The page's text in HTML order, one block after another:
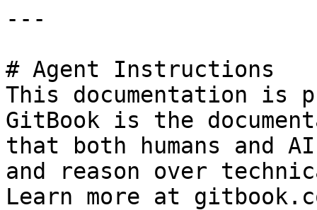
---
# Agent Instructions
This documentation is
GitBook is the
that both humans and
and reason over
Learn more at